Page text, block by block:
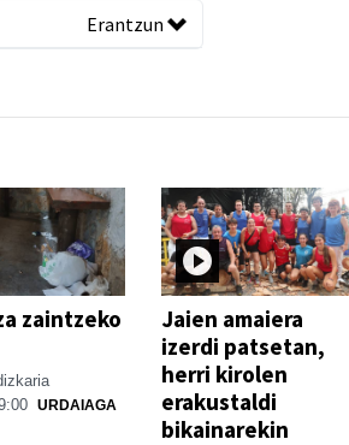
Erantzun
zaintzeko
URDAIAGA
Jaien amaiera
izerdi patsetan,
herri kirolen
erakustaldi
bikainarekin